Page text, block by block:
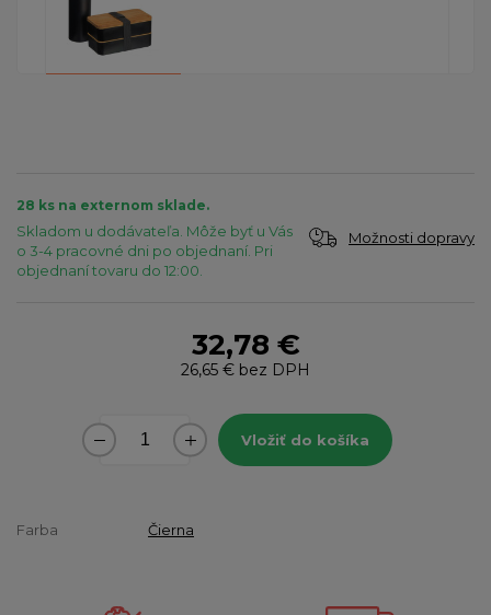
28 ks na externom sklade.
Skladom u dodávateľa. Môže byť u Vás
o 3-4 pracovné dni po objednaní. Pri
objednaní tovaru do 12:00.
Možnosti dopravy
32,78 €
26,65 € bez DPH
Vložiť do košíka
Farba Čierna